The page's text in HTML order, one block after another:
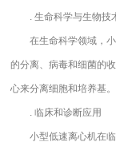
. 生命科学与生物技
在生命科学领域，小
的分离、病毒和细菌的
心来分离细胞和培养基。
. 临床和诊断应用
小型低速离心机在临